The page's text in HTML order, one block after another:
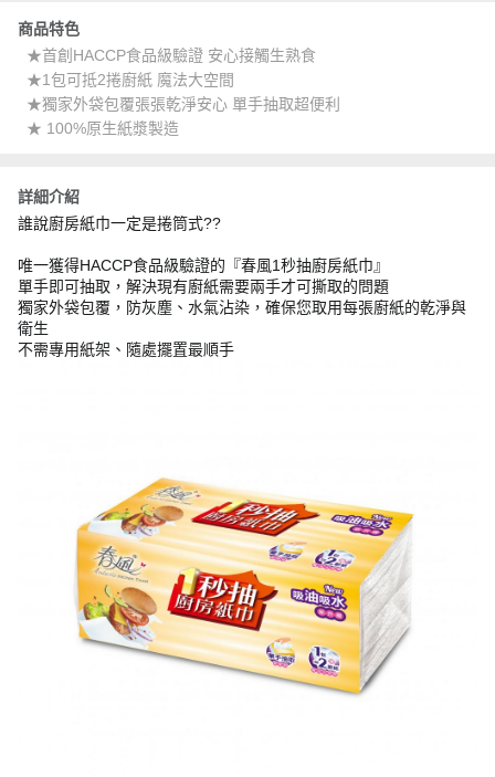
商品特色
★首創HACCP食品級驗證 安心接觸生熟食
★1包可抵2捲廚紙 魔法大空間
★獨家外袋包覆張張乾淨安心 單手抽取超便利
★ 100%原生紙漿製造
詳細介紹
誰說廚房紙巾一定是捲筒式??
唯一獲得HACCP食品級驗證的『春風1秒抽廚房紙巾』
單手即可抽取，解決現有廚紙需要兩手才可撕取的問題
獨家外袋包覆，防灰塵、水氣沾染，確保您取用每張廚紙的乾淨與
衛生
不需專用紙架、隨處擺置最順手